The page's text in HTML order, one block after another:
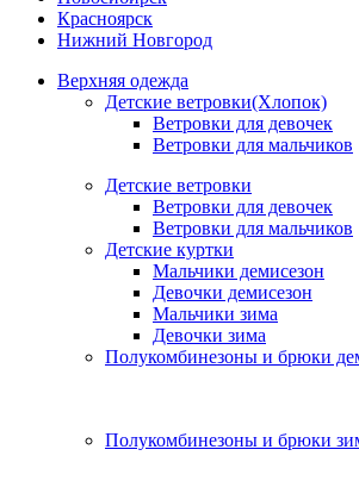
Красноярск
Нижний Новгород
Верхняя одежда
Детские ветровки(Хлопок)
Ветровки для девочек
Ветровки для мальчиков
Детские ветровки
Ветровки для девочек
Ветровки для мальчиков
Детские куртки
Мальчики демисезон
Девочки демисезон
Мальчики зима
Девочки зима
Полукомбинезоны и брюки
Полукомбинезоны и брюки